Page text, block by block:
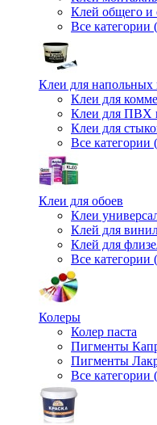
Клей общего и
Все категории
Клеи для напольных
Клеи для
Клеи для ПВХ
Клеи для
Все категории
Клеи для обоев
Клеи
Клей для
Клей для
Все категории
Колеры
Колер паста
Пигменты
Пигменты
Все категории